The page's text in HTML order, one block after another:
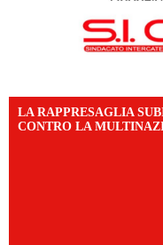
LA RAPPRESAGLIA
CONTRO LA